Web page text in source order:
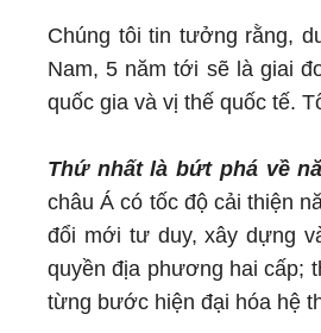
Chúng tôi tin tưởng rằng,
Nam, 5 năm tới sẽ là giai
quốc gia và vị thế quốc tế.
Thứ nhất là bứt phá về
châu Á có tốc độ cải thiện
đổi mới tư duy, xây dựng
quyền địa phương hai cấp;
từng bước hiện đại hóa hệ